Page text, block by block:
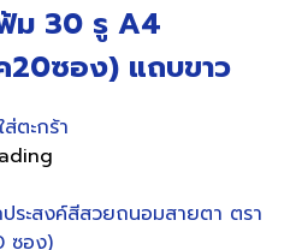
ม 30 รู A4
ซอง) แถบขาว
ตะกร้า